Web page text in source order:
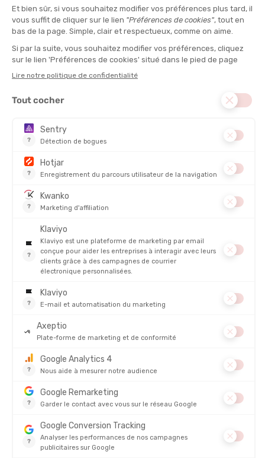
de la voix. En effet, ce qui fait le charme de cette manifestation
est soncôté familialet sonaspect chaleureux. Sous un temps
bien souvent ensoleillé, et non ce n'est pas une blague, vous
pouvez admirer les sportifs au cours de leur effort et bien
entendu les encourager tout en dévorant une bonne gauffre ou
plus de150 bénévolesqui donnent de leur temps et qui
mettent la main à la patte pour permettre un à cet événement
de se dérouler chaque année. Lors de cette épreuve, ce sont
Bretagnequi figurent sur la grille de départ. A noter, que nous
pouvons y retrouver des spécialistes du triathlon mais aussi des
sur les routes morbihannaises.
Pour vivre une épreuve au bord de la mer à la fin de l'été,
direction
participer à son triathlon ou encourager les triathlètes ! Et pour
une journée sportive sûr-mesure, nous vous faisons découvrir le
matériel approprié
course à pied !
COMMENT S'ÉQUIPER POUR LA
ÉQUIPE-TOI POUR VIVRE TON AVENTURE DANS LES